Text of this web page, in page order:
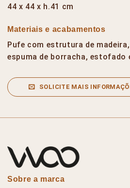
44 x 44 x h.41 cm
Materiais e acabamentos
Pufe com estrutura de
espuma de borracha, estofado
SOLICITE MAIS
Sobre a marca